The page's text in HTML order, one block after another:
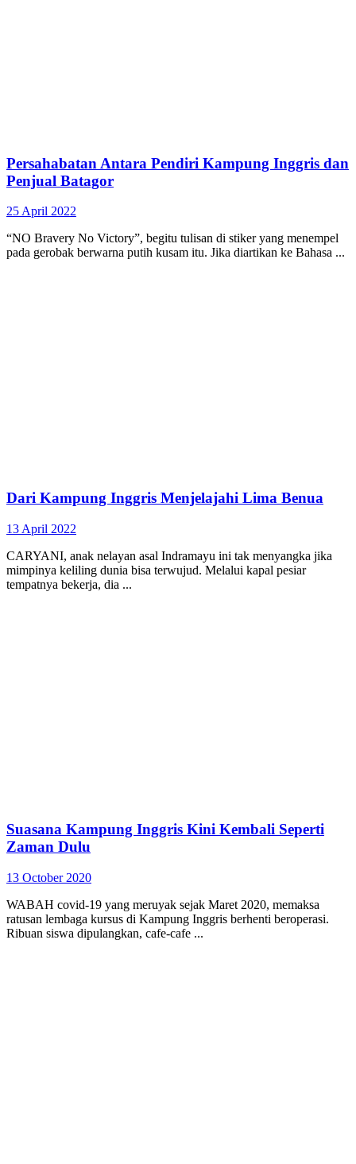
Persahabatan Antara Pendiri Kampung Inggris dan
Penjual Batagor
25 April 2022
“NO Bravery No Victory”, begitu tulisan di stiker yang menempel
pada gerobak berwarna putih kusam itu. Jika diartikan ke Bahasa ...
Dari Kampung Inggris Menjelajahi Lima Benua
13 April 2022
CARYANI, anak nelayan asal Indramayu ini tak menyangka jika
mimpinya keliling dunia bisa terwujud. Melalui kapal pesiar
tempatnya bekerja, dia ...
Suasana Kampung Inggris Kini Kembali Seperti
Zaman Dulu
13 October 2020
WABAH covid-19 yang meruyak sejak Maret 2020, memaksa
ratusan lembaga kursus di Kampung Inggris berhenti beroperasi.
Ribuan siswa dipulangkan, cafe-cafe ...